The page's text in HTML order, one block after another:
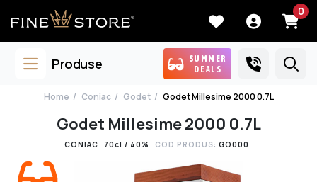
0
Produse
SUMMER
DEALS
Home Coniac Godet Godet Millesime 2000 0.7L
Godet Millesime 2000 0.7L
CONIAC 70cl / 40% COD PRODUS: GO000